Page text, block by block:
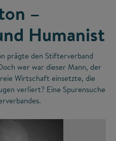
–
Humanist
prägte den Stifterverband
wer war dieser Mann, der
Wirtschaft einsetzte, die
verliert? Eine Spurensuche